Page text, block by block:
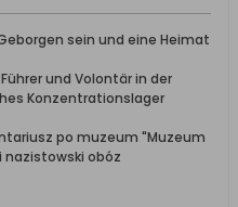
sein und eine Heimat
und Volontär in der
Konzentrationslager
po muzeum "Muzeum
obóz